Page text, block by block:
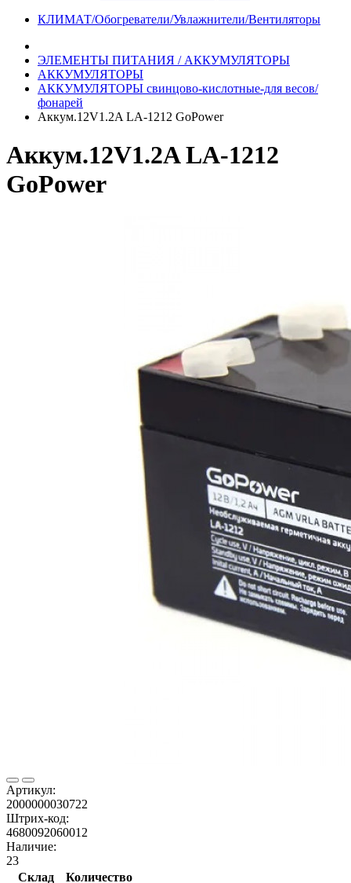
КЛИМАТ/Обогреватели/Увлажнители/Вентиляторы
ЭЛЕМЕНТЫ ПИТАНИЯ / АККУМУЛЯТОРЫ
АККУМУЛЯТОРЫ
АККУМУЛЯТОРЫ свинцово-кислотные-для весов/
фонарей
Аккум.12V1.2A LA-1212 GoPower
Аккум.12V1.2A LA-1212
GoPower
Артикул:
2000000030722
Штрих-код:
4680092060012
Наличие:
23
Склад
Количество